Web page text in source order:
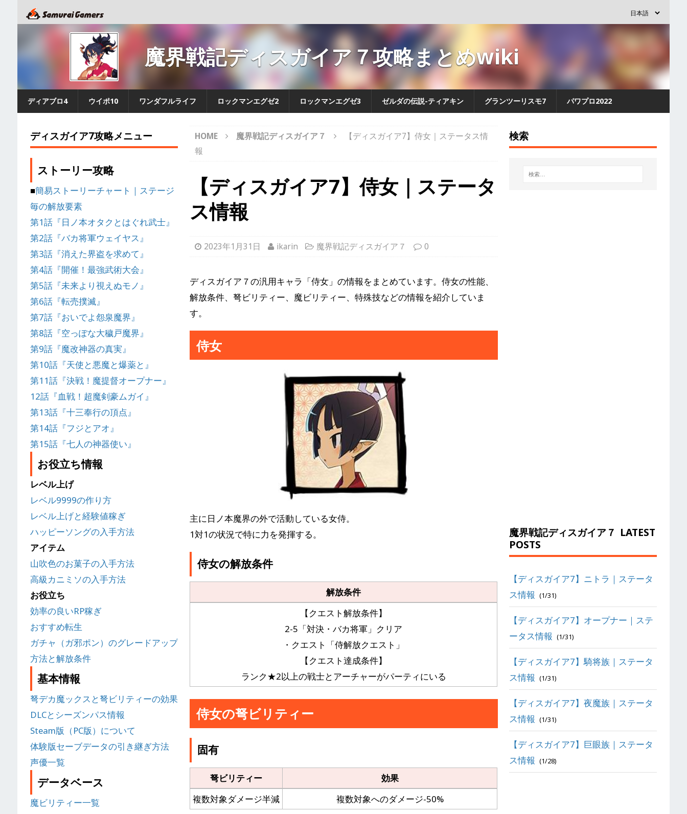
魔界戦記ディスガイア７攻略まとめwiki
ディアブロ4 ウイポ10 ワンダフルライフ ロックマンエグゼ2 ロックマンエグゼ3 ゼルダの伝説-ティアキン グランツーリスモ7 パワプロ2022
HOME 魔界戦記ディスガイア７
【ディスガイア7】侍女｜ステータス情
報
【ディスガイア7】侍女｜ステータ
ス情報
2023年1月31日 ikarin 魔界戦記ディスガイア７ 0
ディスガイア７の汎用キャラ「侍女」の情報をまとめています。侍女の性能、
解放条件、弩ビリティー、魔ビリティー、特殊技などの情報を紹介していま
す。
侍女
主に日ノ本魔界の外で活動している女侍。
1対1の状況で特に力を発揮する。
侍女の解放条件
解放条件
【クエスト解放条件】
2-5「対決・バカ将軍」クリア
・クエスト「侍解放クエスト」
【クエスト達成条件】
ランク★2以上の戦士とアーチャーがパーティにいる
侍女の弩ビリティー
固有
弩ビリティー
効果
複数対象ダメージ半減
複数対象へのダメージ-50%
ディスガイア7攻略メニュー
ストーリー攻略
■簡易ストーリーチャート｜ステージ
毎の解放要素
第1話『日ノ本オタクとはぐれ武士』
第2話『バカ将軍ウェイヤス』
第3話『消えた界盗を求めて』
第4話『開催！最強武術大会』
第5話『未来より視えぬモノ』
第6話『転売撲滅』
第7話『おいでよ怨泉魔界』
第8話『空っぽな大穢戸魔界』
第9話『魔改神器の真実』
第10話『天使と悪魔と爆薬と』
第11話『決戦！魔提督オープナー』
12話『血戦！超魔剣豪ムガイ』
第13話『十三奉行の頂点』
第14話『フジとアオ』
第15話『七人の神器使い』
お役立ち情報
レベル上げ
レベル9999の作り方
レベル上げと経験値稼ぎ
ハッピーソングの入手方法
アイテム
山吹色のお菓子の入手方法
高級カニミソの入手方法
お役立ち
効率の良いRP稼ぎ
おすすめ転生
ガチャ（ガ邪ポン）のグレードアップ
方法と解放条件
基本情報
弩デカ魔ックスと弩ビリティーの効果
DLCとシーズンパス情報
Steam版（PC版）について
体験版セーブデータの引き継ぎ方法
声優一覧
データベース
魔ビリティー一覧
検索
魔界戦記ディスガイア７ LATEST
POSTS
【ディスガイア7】ニトラ｜ステータ
ス情報 (1/31)
【ディスガイア7】オープナー｜ステ
ータス情報 (1/31)
【ディスガイア7】騎将族｜ステータ
ス情報 (1/31)
【ディスガイア7】夜魔族｜ステータ
ス情報 (1/31)
【ディスガイア7】巨眼族｜ステータ
ス情報 (1/28)